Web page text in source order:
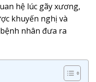
hệ lúc gãy xương,
khuyến nghị và
nhân đưa ra